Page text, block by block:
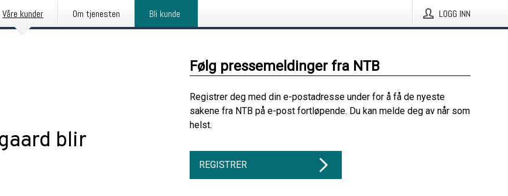
Våre kunder Om tjenesten Bli kunde LOGG INN
blir
Følg pressemeldinger fra NTB
Registrer deg med din e-postadresse under for å få de nyeste
sakene fra NTB på e-post fortløpende. Du kan melde deg av når som
helst.
REGISTRER